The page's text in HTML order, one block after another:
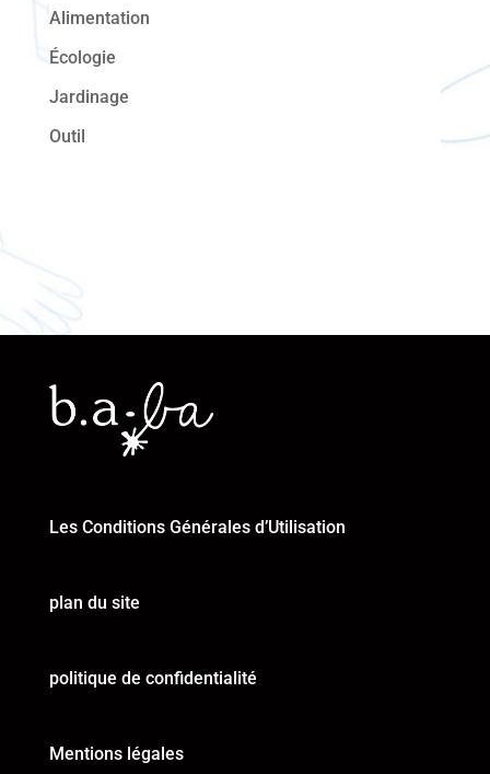
Alimentation
Écologie
Jardinage
Outil
Les Conditions Générales d’Utilisation
plan du site
politique de confidentialité
Mentions légales